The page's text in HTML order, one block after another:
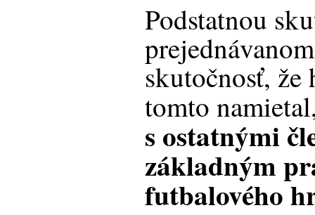
Podstatnou
skutočnosť, že
tomto
s ostatnými
základným
futbalového